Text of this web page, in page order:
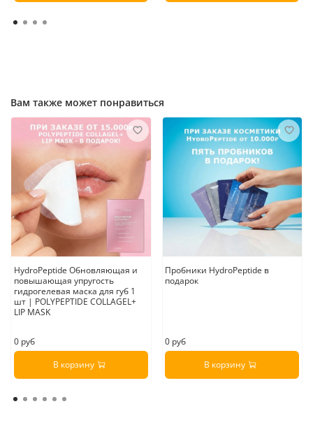
Вам также может понравиться
HydroPeptide Обновляющая и
повышающая упругость
гидрогелевая маска для губ 1
шт | POLYPEPTIDE COLLAGEL+
LIP MASK
0 руб
В корзину
Пробники HydroPeptide в
подарок
0 руб
В корзину